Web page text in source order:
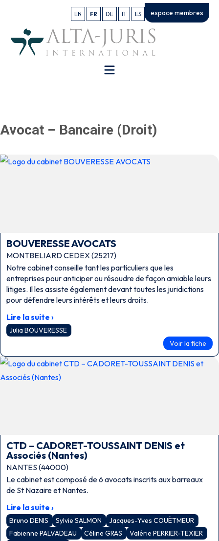
EN FR DE IT ES espace membres
Avocat – Bancaire (Droit)
BOUVERESSE AVOCATS
MONTBELIARD CEDEX (25217)
Notre cabinet conseille tant les particuliers que les
entreprises pour anticiper ou résoudre de façon amiable leurs
litiges. Il les assiste également devant toutes les juridictions
pour défendre leurs intérêts et leurs droits.
Lire la suite ›
Julia BOUVERESSE
Voir la fiche
CTD – CADORET-TOUSSAINT DENIS et
Associés (Nantes)
NANTES (44000)
Le cabinet est composé de 6 avocats inscrits aux barreaux
de St Nazaire et Nantes.
Lire la suite ›
Bruno DENIS Sylvie SALMON
Jacques-Yves COUËTMEUR
Fabienne PALVADEAU
Céline GRAS
Valérie PERRIER-TEXIER